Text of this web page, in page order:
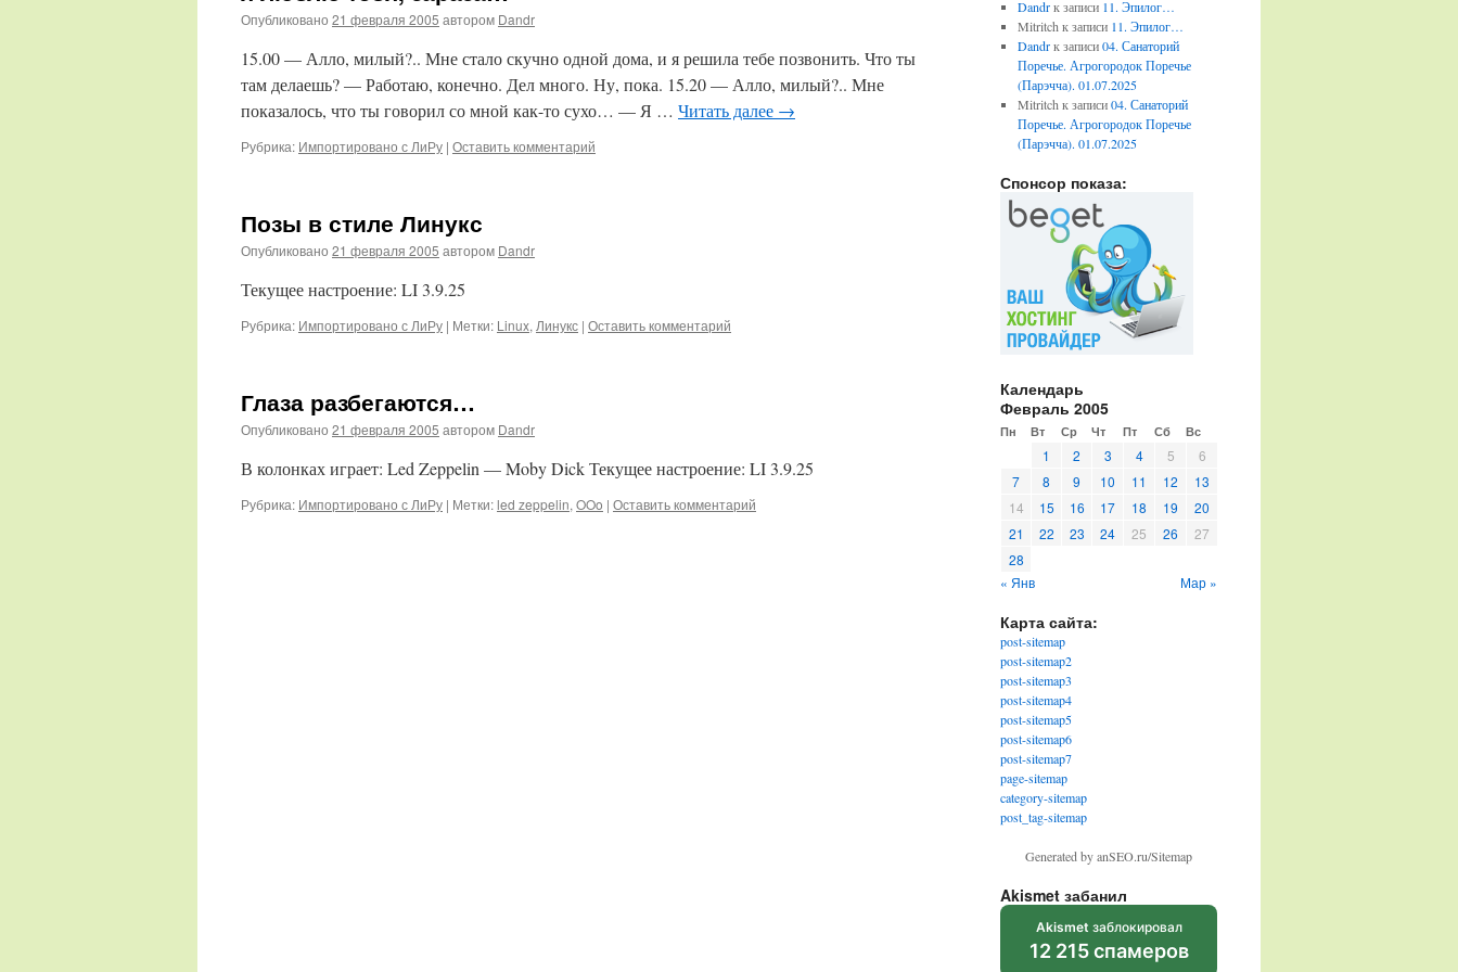
Опубликовано 21 февраля 2005 автором Dandr
15.00 — Алло, милый?.. Мне стало скучно одной дома, и я решила тебе позвонить. Что ты
там делаешь? — Работаю, конечно. Дел много. Ну, пока. 15.20 — Алло, милый?.. Мне
показалось, что ты говорил со мной как-то сухо… — Я … Читать далее →
Рубрика: Импортировано с ЛиРу | Оставить комментарий
Позы в стиле Линукс
Опубликовано 21 февраля 2005 автором Dandr
Текущее настроение: LI 3.9.25
Рубрика: Импортировано с ЛиРу | Метки: Linux, Линукс | Оставить комментарий
Глаза разбегаются…
Опубликовано 21 февраля 2005 автором Dandr
В колонках играет: Led Zeppelin — Moby Dick Текущее настроение: LI 3.9.25
Рубрика: Импортировано с ЛиРу | Метки:led zeppelin, OOo | Оставить комментарий
Dandrк записи 11. Эпилог…
Mitritch к записи 11. Эпилог…
Dandrк записи04. Санаторий
Поречье. Агрогородок Поречье
(Парэчча). 01.07.2025
Mitritch к записи04. Санаторий
Поречье. Агрогородок Поречье
(Парэчча). 01.07.2025
Спонсор показа:
Календарь
Февраль 2005
Пн Вт Ср Чт Пт Сб Вс
1 2 3 4 5
6
7
8 9 10 11 12
13
14
15 16 17 18 19
20
21
22 23 24 25 26
27
28
« Янв
Мар »
Карта сайта:
post-sitemap
post-sitemap2
post-sitemap3
post-sitemap4
post-sitemap5
post-sitemap6
post-sitemap7
page-sitemap
category-sitemap
post_tag-sitemap
Generated by anSEO.ru/Sitemap
Akismet забанил
Akismet заблокировал
12 215 спамеров